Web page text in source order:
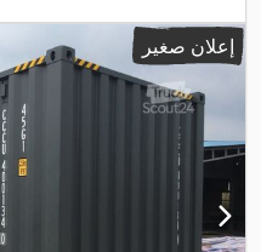
التحميل:28.700 كجم , عرض
2.260 مم
, ارتفاع داخلي:2.350 مم إعلان صغير